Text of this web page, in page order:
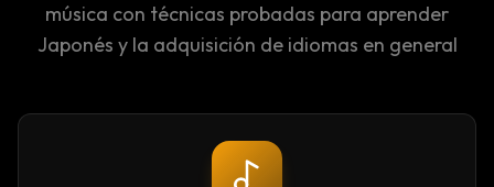
música con técnicas probadas para aprender
Japonés y la adquisición de idiomas en general